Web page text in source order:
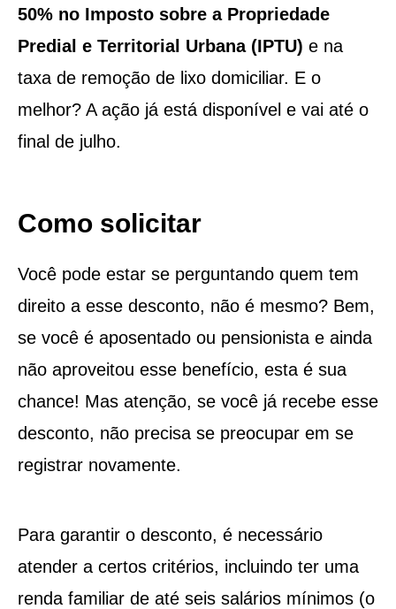
50% no Imposto sobre a Propriedade
Predial e Territorial Urbana (IPTU) e na
taxa de remoção de lixo domiciliar. E o
melhor? A ação já está disponível e vai até o
final de julho.
Como solicitar
Você pode estar se perguntando quem tem
direito a esse desconto, não é mesmo? Bem,
se você é aposentado ou pensionista e ainda
não aproveitou esse benefício, esta é sua
chance! Mas atenção, se você já recebe esse
desconto, não precisa se preocupar em se
registrar novamente.
Para garantir o desconto, é necessário
atender a certos critérios, incluindo ter uma
renda familiar de até seis salários mínimos (o